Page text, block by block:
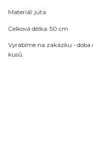
Materiál: juta
Celková délka: 50 cm
Vyrábíme na zakázku - doba
kusů.